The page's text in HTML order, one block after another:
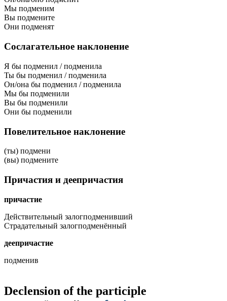
Мы подменим
Вы подмените
Они подменят
Сослагательное наклонение
Я бы подменил / подменила
Ты бы подменил / подменила
Он/она бы подменил / подменила
Мы бы подменили
Вы бы подменили
Они бы подменили
Повелительное наклонение
(ты) подмени
(вы) подмените
Причастия и деепричастия
причастие
Действительный залогподменивший
Страдательный залогподменённый
деепричастие
подменив
Declension of the participle